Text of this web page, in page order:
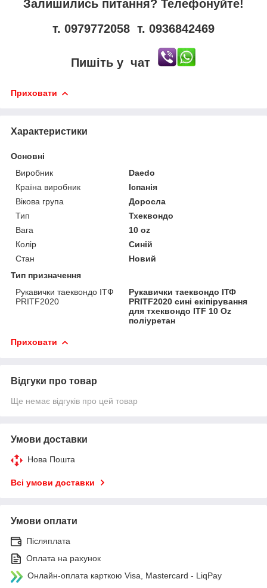
Залишились питання? Телефонуйте!
т. 0979772058 т. 0936842469
Пишіть у чат
Приховати
Характеристики
Основні
Виробник
Daedo
Країна виробник
Іспанія
Вікова група
Доросла
Тип
Тхеквондо
Вага
10 oz
Колір
Синій
Стан
Новий
Тип призначення
Рукавички таеквондо ІТФ
PRITF2020
Рукавички таеквондо ІТФ
PRITF2020 сині екіпірування
для тхеквондо ITF 10 Oz
поліуретан
Приховати
Відгуки про товар
Ще немає відгуків про цей товар
Умови доставки
Нова Пошта
Всі умови доставки
Умови оплати
Післяплата
Оплата на рахунок
Онлайн-оплата карткою Visa, Mastercard - LiqPay